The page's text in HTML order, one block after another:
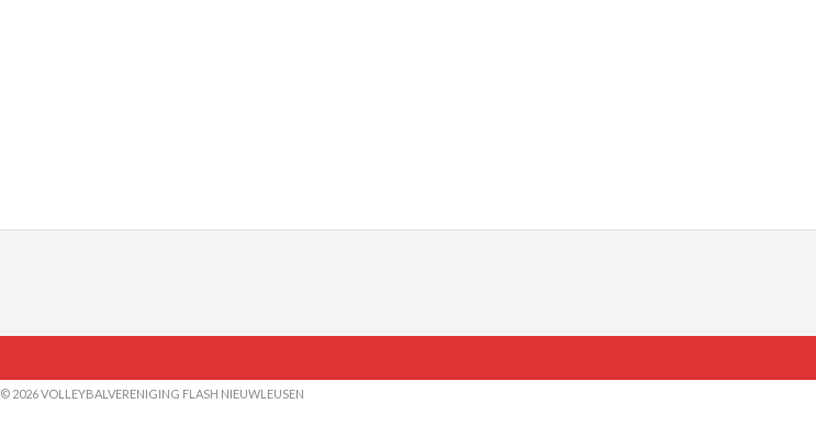
© 2026 VOLLEYBALVERENIGING FLASH NIEUWLEUSEN